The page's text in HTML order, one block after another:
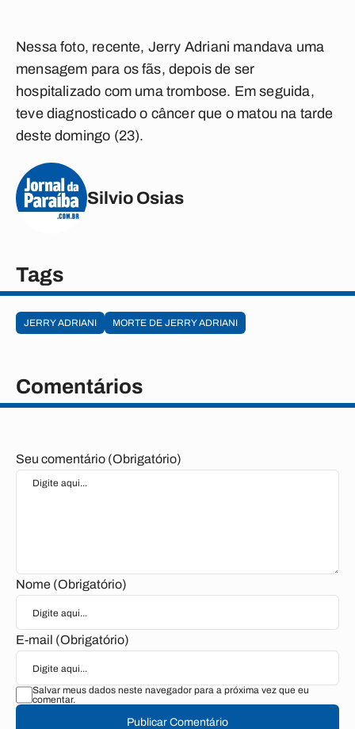
Nessa foto, recente, Jerry Adriani mandava uma
mensagem para os fãs, depois de ser
hospitalizado com uma trombose. Em seguida,
teve diagnosticado o câncer que o matou na tarde
deste domingo (23).
Silvio Osias
Tags
JERRY ADRIANI MORTE DE JERRY ADRIANI
Comentários
Seu comentário (Obrigatório)
Nome (Obrigatório)
E-mail (Obrigatório)
Salvar meus dados neste navegador para a próxima vez que eu
comentar.
Publicar Comentário